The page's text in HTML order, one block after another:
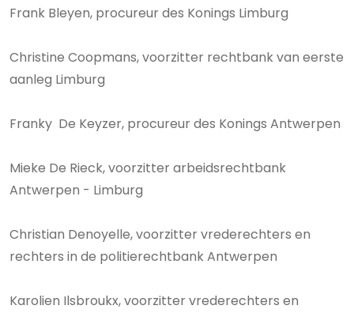
Frank Bleyen, procureur des Konings Limburg
Christine Coopmans, voorzitter rechtbank van eerste
aanleg Limburg
Franky De Keyzer, procureur des Konings Antwerpen
Mieke De Rieck, voorzitter arbeidsrechtbank
Antwerpen - Limburg
Christian Denoyelle, voorzitter vrederechters en
rechters in de politierechtbank Antwerpen
Karolien Ilsbroukx, voorzitter vrederechters en